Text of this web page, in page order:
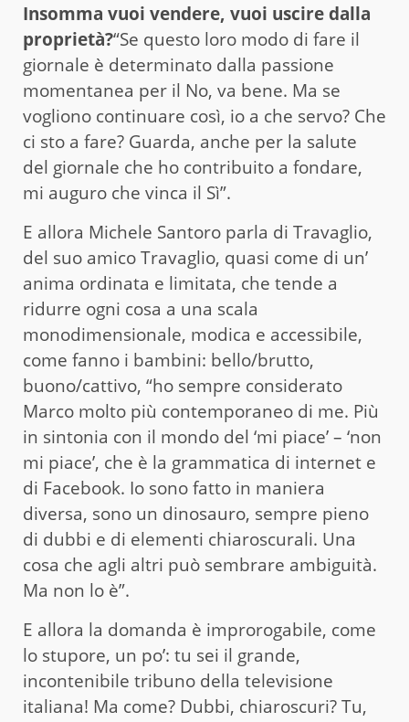
Insomma vuoi vendere, vuoi uscire dalla
proprietà?“Se questo loro modo di fare il
giornale è determinato dalla passione
momentanea per il No, va bene. Ma se
vogliono continuare così, io a che servo? Che
ci sto a fare? Guarda, anche per la salute
del giornale che ho contribuito a fondare,
mi auguro che vinca il Sì”.
E allora Michele Santoro parla di Travaglio,
del suo amico Travaglio, quasi come di un’
anima ordinata e limitata, che tende a
ridurre ogni cosa a una scala
monodimensionale, modica e accessibile,
come fanno i bambini: bello/brutto,
buono/cattivo, “ho sempre considerato
Marco molto più contemporaneo di me. Più
in sintonia con il mondo del ‘mi piace’ – ‘non
mi piace’, che è la grammatica di internet e
di Facebook. Io sono fatto in maniera
diversa, sono un dinosauro, sempre pieno
di dubbi e di elementi chiaroscurali. Una
cosa che agli altri può sembrare ambiguità.
Ma non lo è”.
E allora la domanda è improrogabile, come
lo stupore, un po’: tu sei il grande,
incontenibile tribuno della televisione
italiana! Ma come? Dubbi, chiaroscuri? Tu,